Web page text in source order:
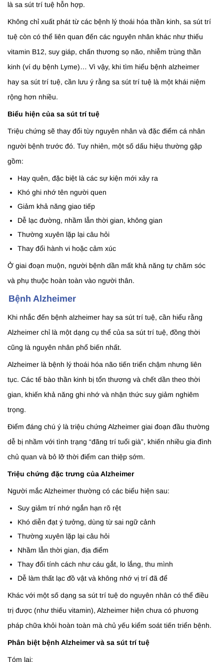
là sa sút trí tuệ hỗn hợp.
Không chỉ xuất phát từ các bệnh lý thoái hóa thần kinh, sa sút trí
tuệ còn có thể liên quan đến các nguyên nhân khác như thiếu
vitamin B12, suy giáp, chấn thương sọ não, nhiễm trùng thần
kinh (ví dụ bệnh Lyme)… Vì vậy, khi tìm hiểu bệnh alzheimer
hay sa sút trí tuệ, cần lưu ý rằng sa sút trí tuệ là một khái niệm
rộng hơn nhiều.
Biểu hiện của sa sút trí tuệ
Triệu chứng sẽ thay đổi tùy nguyên nhân và đặc điểm cá nhân
người bệnh trước đó. Tuy nhiên, một số dấu hiệu thường gặp
gồm:
Hay quên, đặc biệt là các sự kiện mới xảy ra
Khó ghi nhớ tên người quen
Giảm khả năng giao tiếp
Dễ lạc đường, nhầm lẫn thời gian, không gian
Thường xuyên lặp lại câu hỏi
Thay đổi hành vi hoặc cảm xúc
Ở giai đoạn muộn, người bệnh dần mất khả năng tự chăm sóc
và phụ thuộc hoàn toàn vào người thân.
Bệnh Alzheimer
Khi nhắc đến bệnh alzheimer hay sa sút trí tuệ, cần hiểu rằng
Alzheimer chỉ là một dạng cụ thể của sa sút trí tuệ, đồng thời
cũng là nguyên nhân phổ biến nhất.
Alzheimer là bệnh lý thoái hóa não tiến triển chậm nhưng liên
tục. Các tế bào thần kinh bị tổn thương và chết dần theo thời
gian, khiến khả năng ghi nhớ và nhận thức suy giảm nghiêm
trọng.
Điểm đáng chú ý là triệu chứng Alzheimer giai đoạn đầu thường
dễ bị nhầm với tình trạng “đãng trí tuổi già”, khiến nhiều gia đình
chủ quan và bỏ lỡ thời điểm can thiệp sớm.
Triệu chứng đặc trưng của Alzheimer
Người mắc Alzheimer thường có các biểu hiện sau:
Suy giảm trí nhớ ngắn hạn rõ rệt
Khó diễn đạt ý tưởng, dùng từ sai ngữ cảnh
Thường xuyên lặp lại câu hỏi
Nhầm lẫn thời gian, địa điểm
Thay đổi tính cách như cáu gắt, lo lắng, thu mình
Dễ làm thất lạc đồ vật và không nhớ vị trí đã để
Khác với một số dạng sa sút trí tuệ do nguyên nhân có thể điều
trị được (như thiếu vitamin), Alzheimer hiện chưa có phương
pháp chữa khỏi hoàn toàn mà chủ yếu kiểm soát tiến triển bệnh.
Phân biệt bệnh Alzheimer và sa sút trí tuệ
Tóm lại: